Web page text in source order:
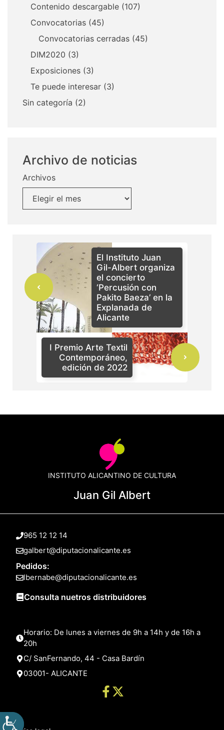
Contenido descargable (107)
Convocatorias (45)
Convocatorias cerradas (45)
DIM2020 (3)
Exposiciones (3)
Te puede interesar (3)
Sin categoría (2)
Archivo de noticias
Archivos
El Instituto Juan
Gil-Albert organiza
el concierto
‘Percusión con
Pakito Baeza’ en la
Explanada de
Alicante
I Premio Arte Textil
Contemporáneo,
edición de 2022
INSTITUTO ALICANTINO DE CULTURA
Juan Gil Albert
965 12 12 14
galbert@diputacionalicante.es
Pedidos:
lbernabe@diputacionalicante.es
Consulta nuetros distribuidores
Horario: De lunes a viernes de 9h a 14h y de 16h a
20h
C/ SanFernando, 44 - Casa Bardín
03001- ALICANTE